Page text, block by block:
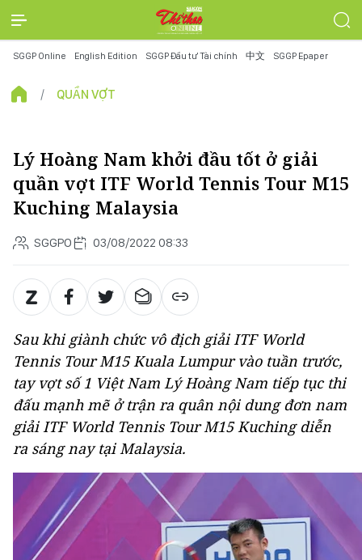
SGGP Online English Edition SGGP Đầu tư Tài chính 中文 SGGP Epaper
QUẦN VỢT
Lý Hoàng Nam khởi đầu tốt ở giải
quần vợt ITF World Tennis Tour M15
Kuching Malaysia
SGGPO 03/08/2022 08:33
Sau khi giành chức vô địch giải ITF World
Tennis Tour M15 Kuala Lumpur vào tuần trước,
tay vợt số 1 Việt Nam Lý Hoàng Nam tiếp tục thi
đấu mạnh mẽ ở trận ra quân nội dung đơn nam
giải ITF World Tennis Tour M15 Kuching diễn
ra sáng nay tại Malaysia.